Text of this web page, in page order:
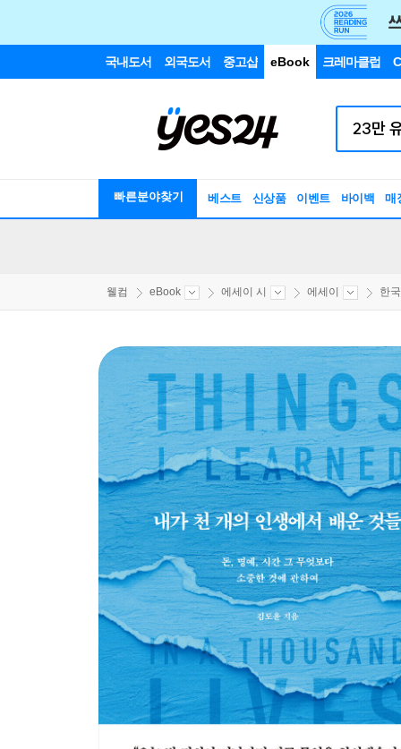
국내도서 외국도서 중고샵 eBook 크레마클럽
빠른분야찾기 베스트 신상품 이벤트 바이백 매
웰컴 eBook 에세이 시 에세이 한